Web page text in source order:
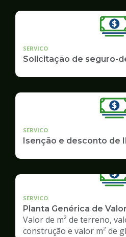
SERVICO
Solicitação de seguro-
SERVICO
Isenção e desconto de
SERVICO
Planta Genérica de
Valor de m² de terreno,
construção e valor m² de